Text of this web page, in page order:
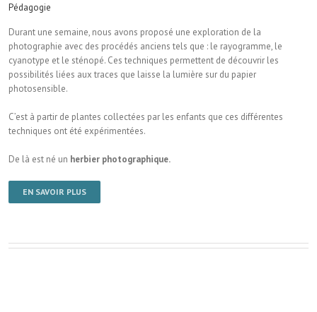
Pédagogie
Durant une semaine, nous avons proposé une exploration de la
photographie avec des procédés anciens tels que : le rayogramme, le
cyanotype et le sténopé. Ces techniques permettent de découvrir les
possibilités liées aux traces que laisse la lumière sur du papier
photosensible.
C’est à partir de plantes collectées par les enfants que ces différentes
techniques ont été expérimentées.
De là est né un herbier photographique.
EN SAVOIR PLUS